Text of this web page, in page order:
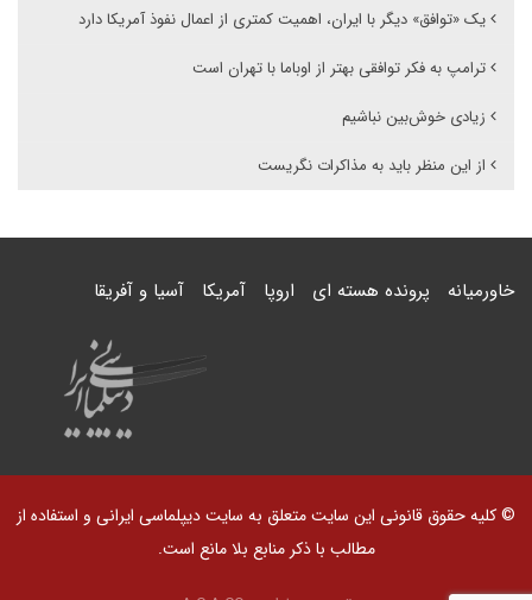
یک «توافق» دیگر با ایران، اهمیت کمتری از اعمال نفوذ آمریکا دارد
ترامپ به فکر توافقی بهتر از اوباما با تهران است
زیادی خوش‌بین نباشیم
از این منظر باید به مذاکرات نگریست
خاورمیانه پرونده هسته ای اروپا آمریکا آسیا و آفریقا
© کلیه حقوق قانونی این سایت متعلق به سایت دیپلماسی ایرانی و استفاده از
مطالب با ذکر منابع بلا مانع است.